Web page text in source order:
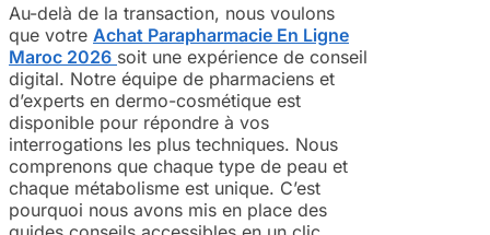
Au-delà de la transaction, nous voulons
que votre Achat Parapharmacie En Ligne
Maroc 2026 soit une expérience de conseil
digital. Notre équipe de pharmaciens et
d’experts en dermo-cosmétique est
disponible pour répondre à vos
interrogations les plus techniques. Nous
comprenons que chaque type de peau et
chaque métabolisme est unique. C’est
pourquoi nous avons mis en place des